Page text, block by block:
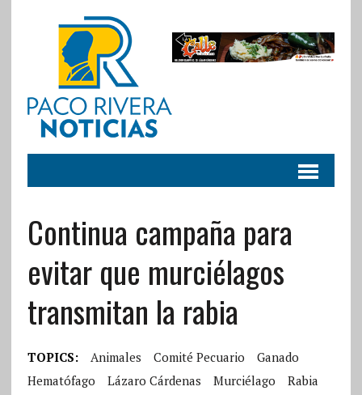
Continua campaña para
evitar que murciélagos
transmitan la rabia
TOPICS: Animales Comité Pecuario
Ganado
Hematófago
Lázaro Cárdenas Murciélago
Rabia